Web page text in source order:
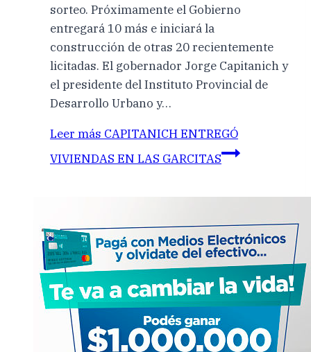
sorteo. Próximamente el Gobierno
entregará 10 más e iniciará la
construcción de otras 20 recientemente
licitadas. El gobernador Jorge Capitanich y
el presidente del Instituto Provincial de
Desarrollo Urbano y…
Leer más CAPITANICH ENTREGÓ
VIVIENDAS EN LAS GARCITAS